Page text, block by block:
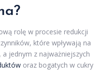
rolę w procesie redukcji
które wpływają na
jednym z najważniejszych
oraz bogatych w cukry